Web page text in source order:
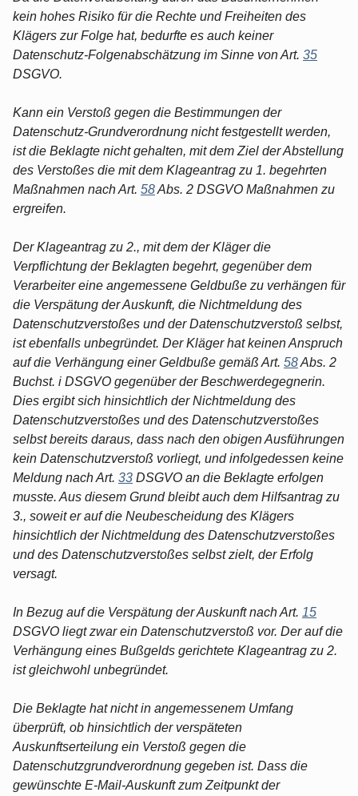
kein hohes Risiko für die Rechte und Freiheiten des
Klägers zur Folge hat, bedurfte es auch keiner
Datenschutz-Folgenabschätzung im Sinne von Art. 35
DSGVO.
Kann ein Verstoß gegen die Bestimmungen der
Datenschutz-Grundverordnung nicht festgestellt werden,
ist die Beklagte nicht gehalten, mit dem Ziel der Abstellung
des Verstoßes die mit dem Klageantrag zu 1. begehrten
Maßnahmen nach Art. 58Abs. 2 DSGVO Maßnahmen zu
ergreifen.
Der Klageantrag zu 2., mit dem der Kläger die
Verpflichtung der Beklagten begehrt, gegenüber dem
Verarbeiter eine angemessene Geldbuße zu verhängen für
die Verspätung der Auskunft, die Nichtmeldung des
Datenschutzverstoßes und der Datenschutzverstoß selbst,
ist ebenfalls unbegründet. Der Kläger hat keinen Anspruch
auf die Verhängung einer Geldbuße gemäß Art. 58Abs. 2
Buchst. i DSGVO gegenüber der Beschwerdegegnerin.
Dies ergibt sich hinsichtlich der Nichtmeldung des
Datenschutzverstoßes und des Datenschutzverstoßes
selbst bereits daraus, dass nach den obigen Ausführungen
kein Datenschutzverstoß vorliegt, und infolgedessen keine
Meldung nach Art. 33 DSGVO an die Beklagte erfolgen
musste. Aus diesem Grund bleibt auch dem Hilfsantrag zu
3., soweit er auf die Neubescheidung des Klägers
hinsichtlich der Nichtmeldung des Datenschutzverstoßes
und des Datenschutzverstoßes selbst zielt, der Erfolg
versagt.
In Bezug auf die Verspätung der Auskunft nach Art. 15
DSGVO liegt zwar ein Datenschutzverstoß vor. Der auf die
Verhängung eines Bußgelds gerichtete Klageantrag zu 2.
ist gleichwohl unbegründet.
Die Beklagte hat nicht in angemessenem Umfang
überprüft, ob hinsichtlich der verspäteten
Auskunftserteilung ein Verstoß gegen die
Datenschutzgrundverordnung gegeben ist. Dass die
gewünschte E-Mail-Auskunft zum Zeitpunkt der